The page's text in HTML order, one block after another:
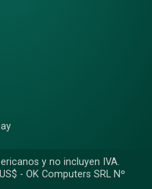
y no incluyen IVA.
- OK Computers SRL Nº